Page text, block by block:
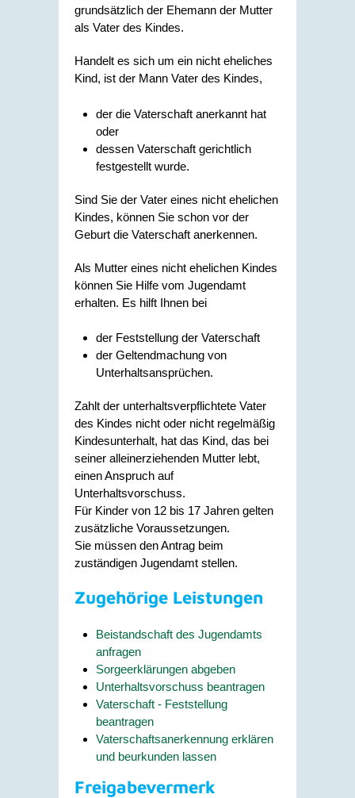
grundsätzlich der Ehemann der Mutter
als Vater des Kindes.
Handelt es sich um ein nicht eheliches
Kind, ist der Mann Vater des Kindes,
der die Vaterschaft anerkannt hat
oder
dessen Vaterschaft gerichtlich
festgestellt wurde.
Sind Sie der Vater eines nicht ehelichen
Kindes, können Sie schon vor der
Geburt die Vaterschaft anerkennen.
Als Mutter eines nicht ehelichen Kindes
können Sie Hilfe vom Jugendamt
erhalten. Es hilft Ihnen bei
der Feststellung der Vaterschaft
der Geltendmachung von
Unterhaltsansprüchen.
Zahlt der unterhaltsverpflichtete Vater
des Kindes nicht oder nicht regelmäßig
Kindesunterhalt, hat das Kind, das bei
seiner alleinerziehenden Mutter lebt,
einen Anspruch auf
Unterhaltsvorschuss.
Für Kinder von 12 bis 17 Jahren gelten
zusätzliche Voraussetzungen.
Sie müssen den Antrag beim
zuständigen Jugendamt stellen.
Zugehörige Leistungen
Beistandschaft des Jugendamts
anfragen
Sorgeerklärungen abgeben
Unterhaltsvorschuss beantragen
Vaterschaft - Feststellung
beantragen
Vaterschaftsanerkennung erklären
und beurkunden lassen
Freigabevermerk